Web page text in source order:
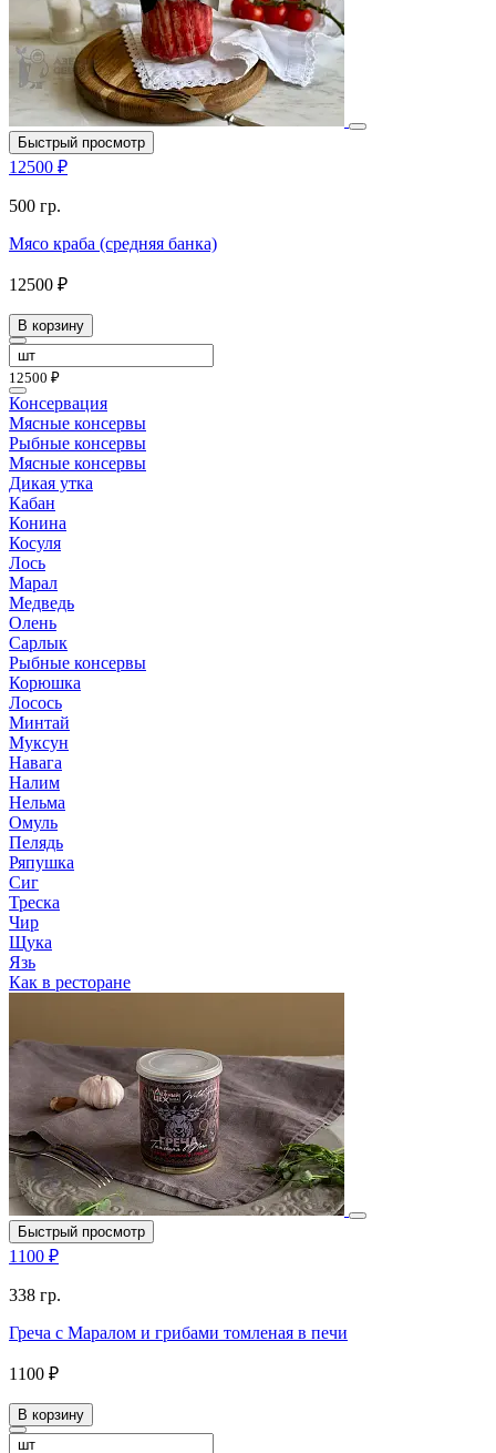
Быстрый просмотр
12500 ₽
500 гр.
Мясо краба (средняя банка)
12500 ₽
В корзину
12500 ₽
Консервация
Мясные консервы
Рыбные консервы
Мясные консервы
Дикая утка
Кабан
Конина
Косуля
Лось
Марал
Медведь
Олень
Сарлык
Рыбные консервы
Корюшка
Лосось
Минтай
Муксун
Навага
Налим
Нельма
Омуль
Пелядь
Ряпушка
Сиг
Треска
Чир
Щука
Язь
Как в ресторане
Быстрый просмотр
1100 ₽
338 гр.
Греча с Маралом и грибами томленая в печи
1100 ₽
В корзину